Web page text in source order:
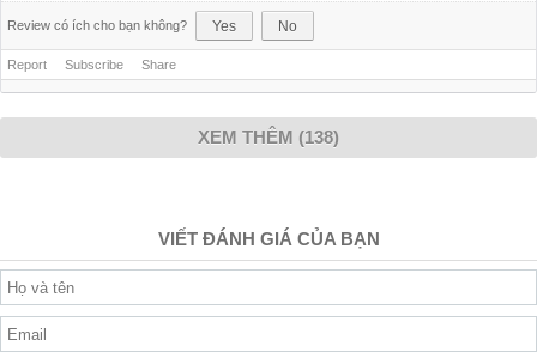
Review có ích cho bạn không? Yes No
Report Subscribe Share
XEM THÊM (138)
VIẾT ĐÁNH GIÁ CỦA BẠN